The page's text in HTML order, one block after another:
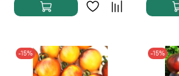
-15% -15%